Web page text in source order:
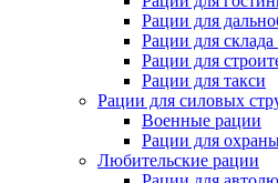
Рации для
Рации для
Рации для
Рации для такси
Рации для силовых
Военные рации
Рации для
Любительские рации